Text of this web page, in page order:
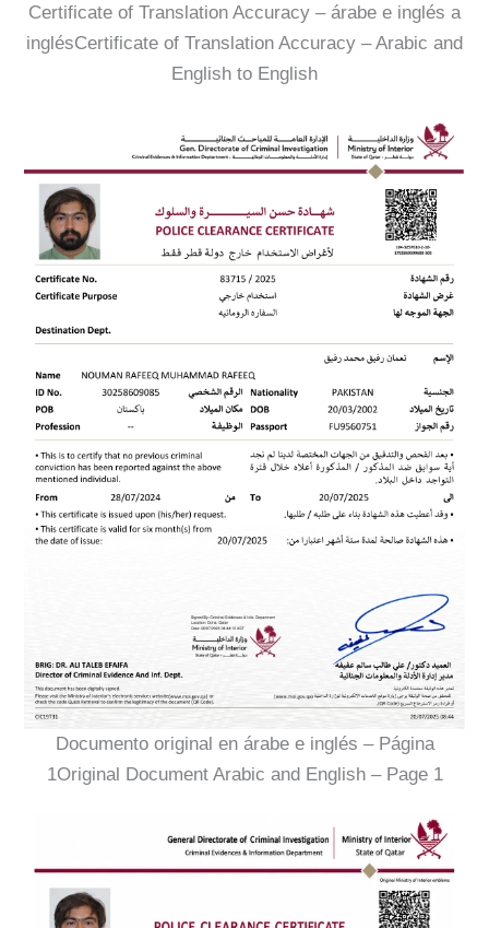
Certificate of Translation Accuracy – árabe e inglés a
inglésCertificate of Translation Accuracy – Arabic and
English to English
Documento original en árabe e inglés – Página
1Original Document Arabic and English – Page 1